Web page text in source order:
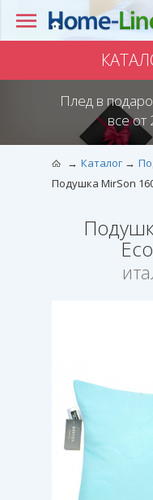
Плед в
все от
Каталог
Подушка MirSon